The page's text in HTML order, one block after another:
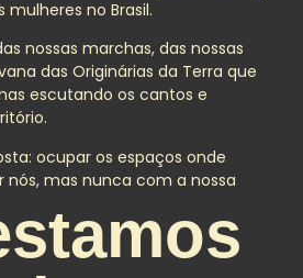
no Brasil.
nossas marchas, das nossas
das Originárias da Terra que
escutando os cantos e
ocupar os espaços onde
mas nunca com a nossa